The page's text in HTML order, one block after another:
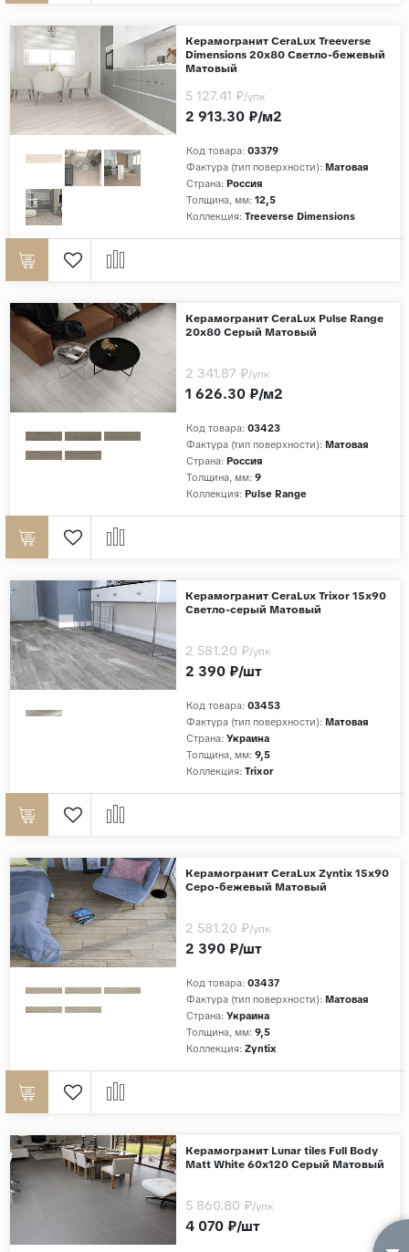
Керамогранит CeraLux Treeverse
Dimensions 20x80 Светло-бежевый
Матовый
Код товара: 03379
Фактура (тип поверхности): Матовая
Страна: Россия
Толщина, мм: 12,5
Коллекция: Treeverse Dimensions
2 913.30 ₽/м2
5 127.41 ₽/упк
Керамогранит CeraLux Pulse Range
20x80 Серый Матовый
Код товара: 03423
Фактура (тип поверхности): Матовая
Страна: Россия
Толщина, мм: 9
Коллекция: Pulse Range
1 626.30 ₽/м2
2 341.87 ₽/упк
Керамогранит CeraLux Trixor 15x90
Светло-серый Матовый
Код товара: 03453
Фактура (тип поверхности): Матовая
Страна: Украина
Толщина, мм: 9,5
Коллекция: Trixor
2 390 ₽/шт
2 581.20 ₽/упк
Керамогранит CeraLux Zyntix 15x90
Серо-бежевый Матовый
Код товара: 03437
Фактура (тип поверхности): Матовая
Страна: Украина
Толщина, мм: 9,5
Коллекция: Zyntix
2 390 ₽/шт
2 581.20 ₽/упк
Керамогранит Lunar tiles Full Body
Matt White 60x120 Серый Матовый
4 070 ₽/шт
5 860.80 ₽/упк